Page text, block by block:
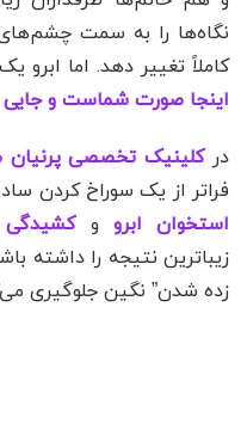
نگاه‌ها را به سمت
کاملاً تغییر دهد. اما ابرو
اینجا صورت شماست و جایی
درکلینیک تخصصی پرنیان
فراتر از یک سوراخ کردن
استخوان ابرو و
زیباترین نتیجه را داشته
زده شدن” نگین جلوگیری